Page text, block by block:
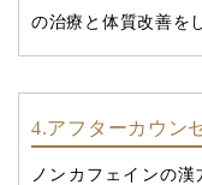
の治療と体質改善を
4.アフターカウン
ノンカフェインの